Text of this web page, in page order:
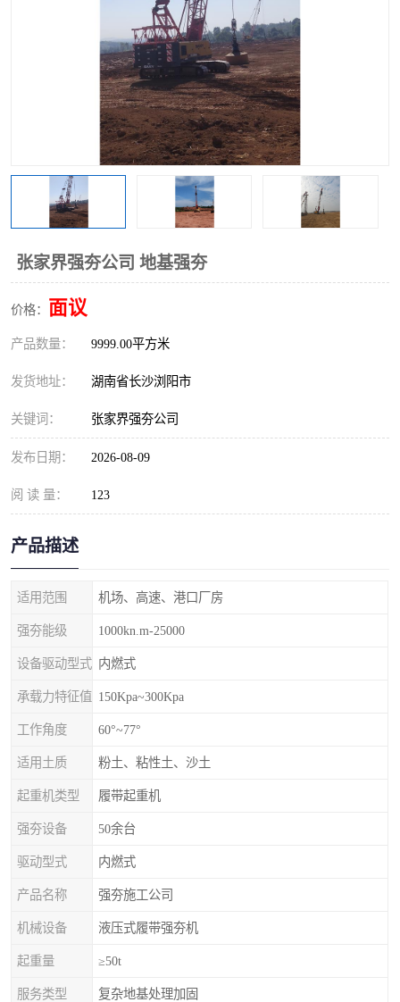
张家界强夯公司 地基强夯
价格： 面议
产品数量： 9999.00平方米
发货地址： 湖南省长沙浏阳市
关键词： 张家界强夯公司
发布日期： 2026-08-09
阅 读 量： 123
产品描述
适用范围 机场、高速、港口厂房
强夯能级 1000kn.m-25000
设备驱动型式 内燃式
承载力特征值 150Kpa~300Kpa
工作角度 60°~77°
适用土质 粉土、粘性土、沙土
起重机类型 履带起重机
强夯设备 50余台
驱动型式 内燃式
产品名称 强夯施工公司
机械设备 液压式履带强夯机
起重量 ≥50t
服务类型 复杂地基处理加固